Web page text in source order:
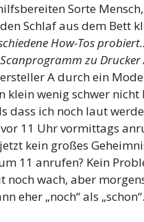
Sorte
Schlaf aus dem Bett
How-Tos
zu
A durch ein
klein wenig schwer nicht
dass ich noch laut
11 Uhr vormittags
kein großes
11 anrufen? Kein
noch wach, aber
eher „noch“ als „schon“.